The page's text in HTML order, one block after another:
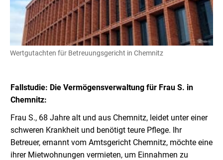
Wertgutachten für Betreuungsgericht in Chemnitz
Fallstudie: Die Vermögensverwaltung für Frau S. in
Chemnitz:
Frau S., 68 Jahre alt und aus Chemnitz, leidet unter einer
schweren Krankheit und benötigt teure Pflege. Ihr
Betreuer, ernannt vom Amtsgericht Chemnitz, möchte eine
ihrer Mietwohnungen vermieten, um Einnahmen zu